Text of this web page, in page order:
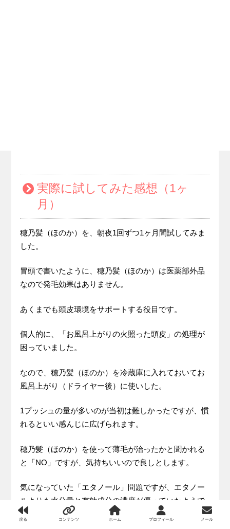
実際に試してみた感想（1ヶ
月）
穂乃髪（ほのか）を、朝夜1回ずつ1ヶ月間試してみま
した。
冒頭で書いたように、穂乃髪（ほのか）は医薬部外品
なので発毛効果はありません。
あくまでも頭皮環境をサポートする役目です。
個人的に、「お風呂上がりの火照った頭皮」の処理が
困っていました。
なので、穂乃髪（ほのか）を冷蔵庫に入れておいてお
風呂上がり（ドライヤー後）に使いした。
1プッシュの量が多いのが当初は難しかったですが、慣
れるといい感んじに広げられます。
穂乃髪（ほのか）を使って薄毛が治ったかと聞かれる
と「NO」ですが、気持ちいいので良しとします。
気になっていた「エタノール」問題ですが、エタノー
ルよりも水分量と有効成分の濃度が優っていたようで
気になりませんでした。
戻る コンテンツ ホーム プロフィール メール